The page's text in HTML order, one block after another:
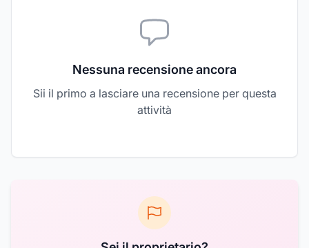
Nessuna recensione ancora
Sii il primo a lasciare una recensione per questa
attività